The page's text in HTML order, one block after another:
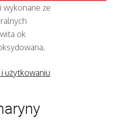
wykonane ze
ok
użytkowaniu